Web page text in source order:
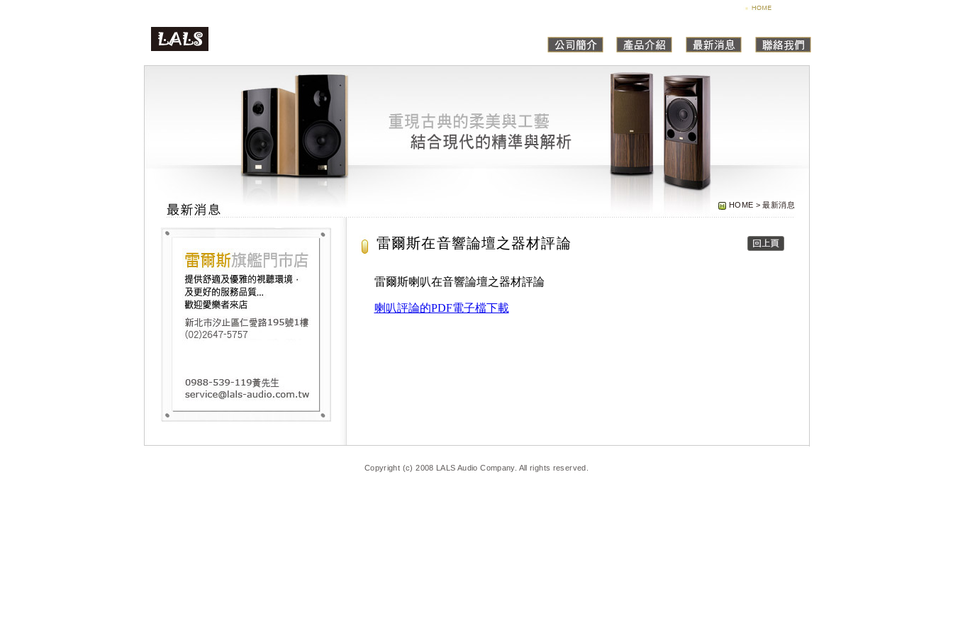
HOME > 最新消息
雷爾斯在音響論壇之器材評論
雷爾斯喇叭在音響論壇之器材評論
喇叭評論的PDF電子檔下載
Copyright (c) 2008 LALS Audio Company. All rights reserved.